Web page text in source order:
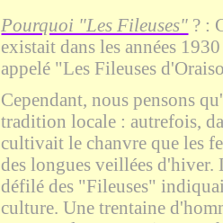
Pourquoi "Les Fileuses" ? :
existait dans les années
appelé "Les Fileuses
Cependant, nous pensons
tradition locale : autrefois,
cultivait le chanvre que les
des longues veillées
défilé des "Fileuses"
culture. Une trentaine